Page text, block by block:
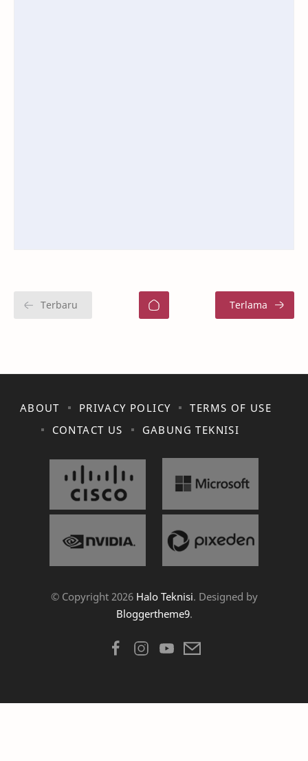
ABOUT PRIVACY POLICY
TERMS OF USE
CONTACT US
GABUNG TEKNISI
© Copyright 2026 Halo Teknisi. Designed by
Bloggertheme9.